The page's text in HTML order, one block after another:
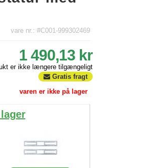
vare nr.: #C001-999302469
1 490,13 kr
er ikke længere tilgængeligt
Gratis fragt
varen er ikke på lager